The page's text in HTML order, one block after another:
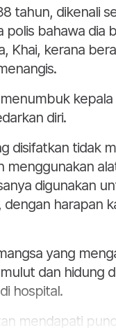
tahun, dikenali
polis bahawa dia
Khai, kerana
kepala
diri.
disifatkan tidak
menggunakan
digunakan
dengan harapan
yang
dan hidung
hospital.
mendapati